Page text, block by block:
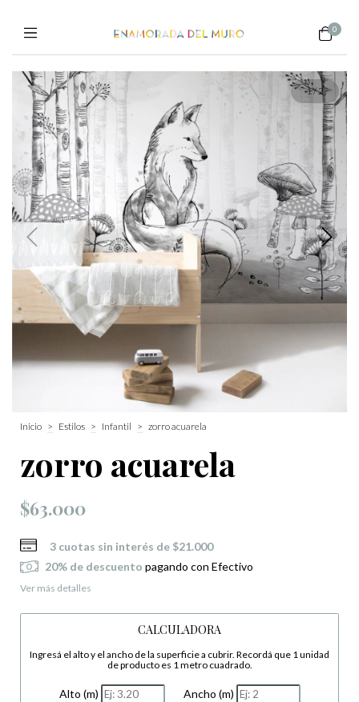
0
1/2
Inicio > Estilos > Infantil > zorro acuarela
zorro acuarela
$63.000
3 cuotas sin interés de $21.000
20% de descuento pagando con Efectivo
Ver más detalles
CALCULADORA
Ingresá el alto y el ancho de la superficie a cubrir. Recordá que 1 unidad
de producto es 1 metro cuadrado.
Alto (m) Ancho (m)